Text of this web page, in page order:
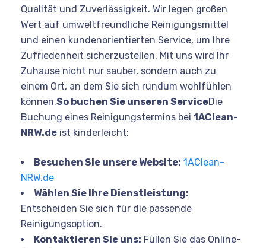
Qualität und Zuverlässigkeit. Wir legen großen
Wert auf umweltfreundliche Reinigungsmittel
und einen kundenorientierten Service, um Ihre
Zufriedenheit sicherzustellen. Mit uns wird Ihr
Zuhause nicht nur sauber, sondern auch zu
einem Ort, an dem Sie sich rundum wohlfühlen
können.So buchen Sie unseren ServiceDie
Buchung eines Reinigungstermins bei 1AClean-
NRW.de ist kinderleicht:
Besuchen Sie unsere Website: 1AClean-
NRW.de
Wählen Sie Ihre Dienstleistung:
Entscheiden Sie sich für die passende
Reinigungsoption.
Kontaktieren Sie uns: Füllen Sie das Online-